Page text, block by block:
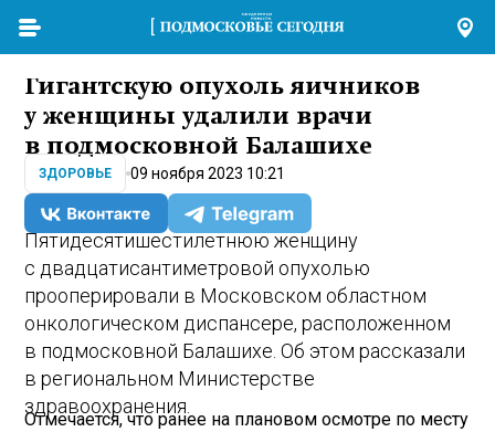
Гигантскую опухоль яичников
у женщины удалили врачи
в подмосковной Балашихе
ЗДОРОВЬЕ 09 ноября 2023 10:21
Пятидесятишестилетнюю женщину
с двадцатисантиметровой опухолью
прооперировали в Московском областном
онкологическом диспансере, расположенном
в подмосковной Балашихе. Об этом рассказали
в региональном Министерстве
здравоохранения.
Отмечается, что ранее на плановом осмотре по месту